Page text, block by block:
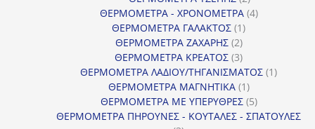
προϊόντα
ΘΕΡΜΟΜΕΤΡΑ - ΧΡΟΝΟΜΕΤΡΑ 44
ΘΕΡΜΟΜΕΤΡΑ ΓΑΛΑΚΤΟΣ 11
προϊόν
ΘΕΡΜΟΜΕΤΡΑ ΖΑΧΑΡΗΣ 22
προϊόντα
ΘΕΡΜΟΜΕΤΡΑ ΚΡΕΑΤΟΣ 33
προϊόντα
ΘΕΡΜΟΜΕΤΡΑ ΛΑΔΙΟΥ/ΤΗΓΑΝΙΣΜΑΤΟΣ 11
ΘΕΡΜΟΜΕΤΡΑ ΜΑΓΝΗΤΙΚΑ 11
προϊόν
ΘΕΡΜΟΜΕΤΡΑ ΜΕ ΥΠΕΡΥΘΡΕΣ 55
προϊόντα
ΘΕΡΜΟΜΕΤΡΑ ΠΗΡΟΥΝΕΣ - ΚΟΥΤΑΛΕΣ - ΣΠΑΤΟΥΛΕΣ